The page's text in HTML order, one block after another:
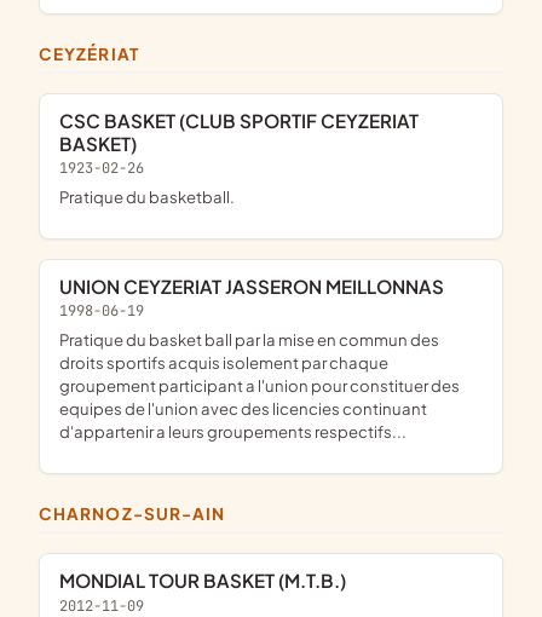
CEYZÉRIAT
CSC BASKET (CLUB SPORTIF CEYZERIAT
BASKET)
1923-02-26
pratique du basketball.
UNION CEYZERIAT JASSERON MEILLONNAS
1998-06-19
pratique du basket ball par la mise en commun des
droits sportifs acquis isolement par chaque
groupement participant a l'union pour constituer des
equipes de l'union avec des licencies continuant
d'appartenir a leurs groupements respectifs...
CHARNOZ-SUR-AIN
MONDIAL TOUR BASKET (M.T.B.)
2012-11-09